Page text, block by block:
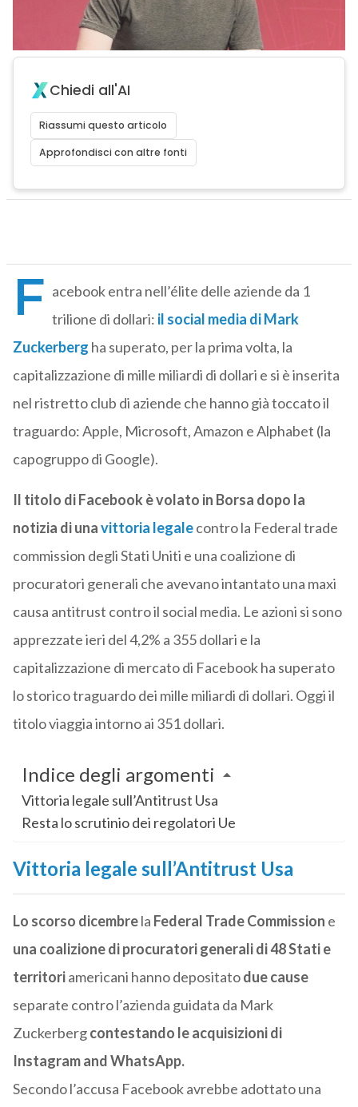
Chiedi all'AI
Riassumi questo articolo
Approfondisci con altre fonti
F acebook entra nell’élite delle aziende da 1
trilione di dollari: il social media di Mark
Zuckerberg ha superato, per la prima volta, la
capitalizzazione di mille miliardi di dollari e si è inserita
nel ristretto club di aziende che hanno già toccato il
traguardo: Apple, Microsoft, Amazon e Alphabet (la
capogruppo di Google).
Il titolo di Facebook è volato in Borsa dopo la
notizia di unavittoria legalecontro la Federal trade
commission degli Stati Uniti e una coalizione di
procuratori generali che avevano intantato una maxi
causa antitrust contro il social media. Le azioni si sono
apprezzate ieri del 4,2% a 355 dollari e la
capitalizzazione di mercato di Facebook ha superato
lo storico traguardo dei mille miliardi di dollari. Oggi il
titolo viaggia intorno ai 351 dollari.
Indice degli argomenti
Vittoria legale sull’Antitrust Usa
Resta lo scrutinio dei regolatori Ue
Vittoria legale sull’Antitrust Usa
Lo scorso dicembrela Federal Trade Commission e
una coalizione di procuratori generali di 48 Stati e
territoriamericani hanno depositatodue cause
separate contro l’azienda guidata da Mark
Zuckerbergcontestando le acquisizioni di
Instagram and WhatsApp.
Secondo l’accusa Facebook avrebbe adottato una